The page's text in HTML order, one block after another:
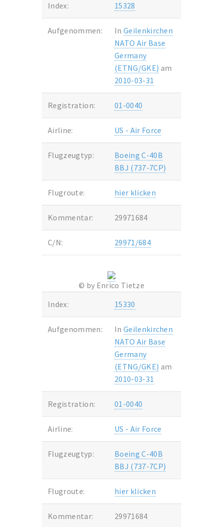
Index:
15328
Aufgenommen: In Geilenkirchen
NATO Air Base
Germany
(ETNG/GKE) am
2010-03-31
Registration: 01-0040
Airline: US - Air Force
Flugzeugtyp:
Boeing C-40B
BBJ (737-7CP)
Flugroute: hier klicken
Kommentar: 29971684
C/N: 29971/684
© by Enrico Tietze
Index:
15330
Aufgenommen: In Geilenkirchen
NATO Air Base
Germany
(ETNG/GKE) am
2010-03-31
Registration: 01-0040
Airline: US - Air Force
Flugzeugtyp:
Boeing C-40B
BBJ (737-7CP)
Flugroute: hier klicken
Kommentar: 29971684